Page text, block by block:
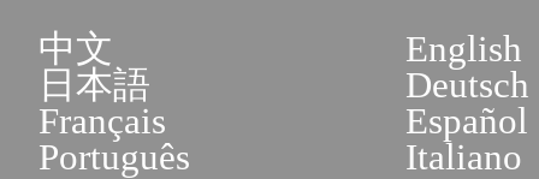
中文
English
日本語
Deutsch
Français
Español
Português
Italiano